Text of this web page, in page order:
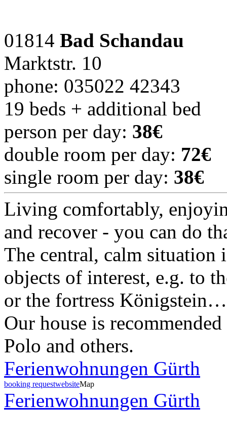
01814 Bad Schandau
Marktstr. 10
phone: 035022 42343
19 beds + additional bed
person per day: 38€
double room per day: 72€
single room per day: 38€
Living comfortably,
and recover - you can do
The central, calm situation
objects of interest, e.g. to
or the fortress
Our house is
Polo and others.
Ferienwohnungen Gürth
booking requestwebsiteMap
Ferienwohnungen Gürth